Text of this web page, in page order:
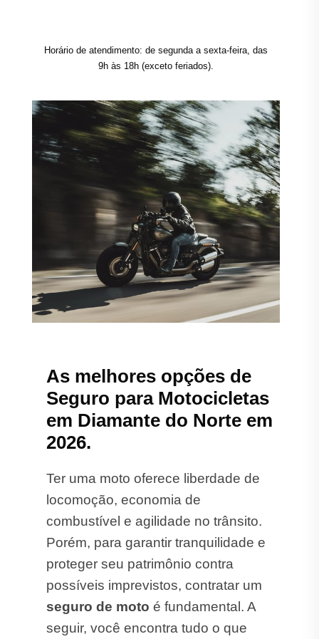
Horário de atendimento: de segunda a sexta-feira, das
9h às 18h (exceto feriados).
As melhores opções de
Seguro para Motocicletas
em Diamante do Norte em
2026.
Ter uma moto oferece liberdade de
locomoção, economia de
combustível e agilidade no trânsito.
Porém, para garantir tranquilidade e
proteger seu patrimônio contra
possíveis imprevistos, contratar um
seguro de moto é fundamental. A
seguir, você encontra tudo o que